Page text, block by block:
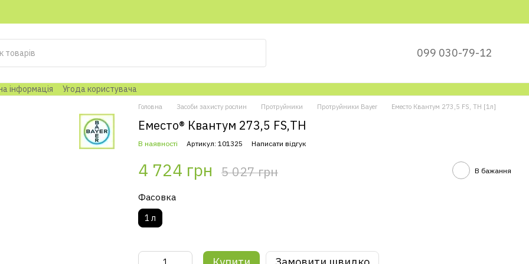
099 030-79-12
інформація Угода користувача
Головна Засоби захисту рослин Протруйники Протруйники Bayer Еместо Квантум 273,5 FS, ТН [1л]
Еместо® Квантум 273,5 FS,ТН
В наявності Артикул: 101325 Написати відгук
4 724 грн 5 027 грн В бажання
Фасовка
1 л